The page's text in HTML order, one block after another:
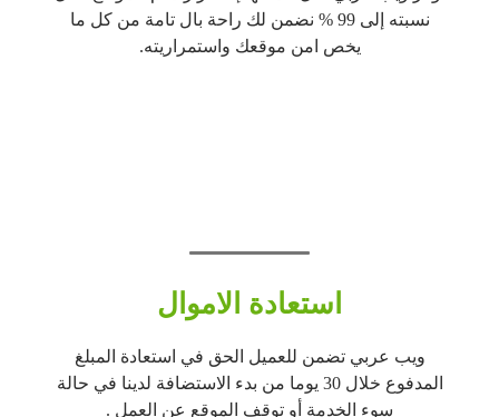
نسبته إلى 99 % نضمن لك راحة بال تامة من كل ما
يخص امن موقعك واستمراريته.
استعادة الاموال
ويب عربي تضمن للعميل الحق في استعادة المبلغ
المدفوع خلال 30 يوما من بدء الاستضافة لدينا في حالة
سوء الخدمة أو توقف الموقع عن العمل .